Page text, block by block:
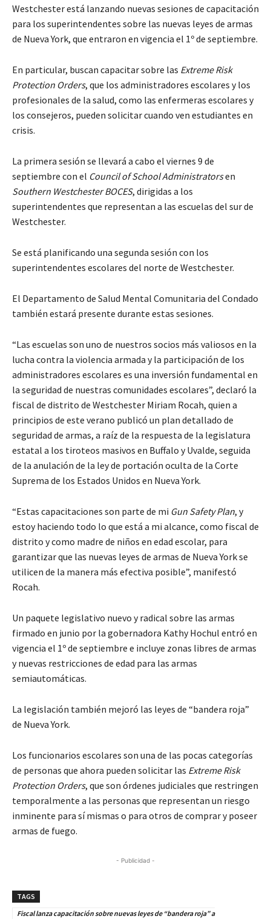
Westchester está lanzando nuevas sesiones de capacitación
para los superintendentes sobre las nuevas leyes de armas
de Nueva York, que entraron en vigencia el 1º de septiembre.
En particular, buscan capacitar sobre las Extreme Risk
Protection Orders, que los administradores escolares y los
profesionales de la salud, como las enfermeras escolares y
los consejeros, pueden solicitar cuando ven estudiantes en
crisis.
La primera sesión se llevará a cabo el viernes 9 de
septiembre con el Council of School Administratorsen
Southern Westchester BOCES, dirigidas a los
superintendentes que representan a las escuelas del sur de
Westchester.
Se está planificando una segunda sesión con los
superintendentes escolares del norte de Westchester.
El Departamento de Salud Mental Comunitaria del Condado
también estará presente durante estas sesiones.
“Las escuelas son uno de nuestros socios más valiosos en la
lucha contra la violencia armada y la participación de los
administradores escolares es una inversión fundamental en
la seguridad de nuestras comunidades escolares”, declaró la
fiscal de distrito de Westchester Miriam Rocah, quien a
principios de este verano publicó un plan detallado de
seguridad de armas, a raíz de la respuesta de la legislatura
estatal a los tiroteos masivos en Buffalo y Uvalde, seguida
de la anulación de la ley de portación oculta de la Corte
Suprema de los Estados Unidos en Nueva York.
“Estas capacitaciones son parte de mi Gun Safety Plan, y
estoy haciendo todo lo que está a mi alcance, como fiscal de
distrito y como madre de niños en edad escolar, para
garantizar que las nuevas leyes de armas de Nueva York se
utilicen de la manera más efectiva posible”, manifestó
Rocah.
Un paquete legislativo nuevo y radical sobre las armas
firmado en junio por la gobernadora Kathy Hochul entró en
vigencia el 1º de septiembre e incluye zonas libres de armas
y nuevas restricciones de edad para las armas
semiautomáticas.
La legislación también mejoró las leyes de “bandera roja”
de Nueva York.
Los funcionarios escolares son una de las pocas categorías
de personas que ahora pueden solicitar las Extreme Risk
Protection Orders, que son órdenes judiciales que restringen
temporalmente a las personas que representan un riesgo
inminente para sí mismas o para otros de comprar y poseer
armas de fuego.
- Publicidad -
TAGS
Fiscal lanza capacitación sobre nuevas leyes de “bandera roja” a